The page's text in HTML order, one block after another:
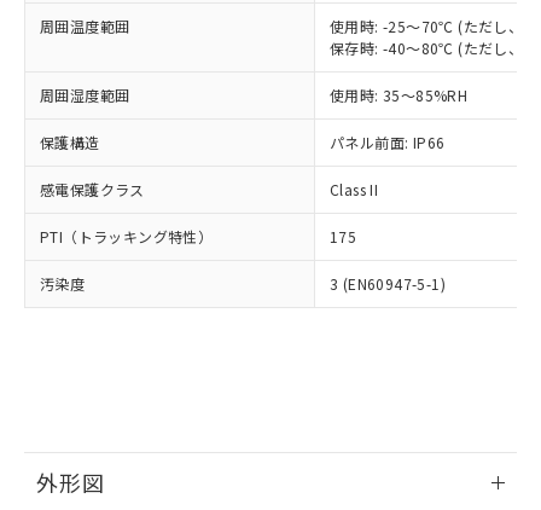
周囲温度範囲
使用時: -25～70℃ (ただし、氷
保存時: -40～80℃ (ただし、氷
周囲湿度範囲 使用時: 35～85%RH
保護構造 パネル前面: IP66
感電保護クラス Class II
PTI（トラッキング特性） 175
汚染度 3 (EN60947-5-1)
外形図
正式な納期状況および標準価格はお客
様のお取引先、またはお客様担当のオ
ムロン制御機器販売店・当社販売員に
オムロン制御機器販売店や当社販売拠
販売ネットワーク
」をご確認
ください。
在庫状況および標準価格結果を当社の
事前の承諾なく第三者に漏洩または開
示しないようお願いします。
マイパーツ機能（部品リスト作成サー
および当社の共同利用者が、当社の製
(PBDE) 1000ppm以下、フタル酸ビス(2-エチルヘキシ
ル) (DEHP)(別名：DOP) 1000ppm以下、フタル酸ブチ
ルベンジル（BBP） 1000ppm以下、フタル酸ジブチル
（DBP） 1000ppm以下、フタル酸ジイソブチル
(DIBP) 1000ppm以下
但し、RoHS指令で産業用監視および制御機器に対する
フタル酸エステル類の４物質については閾値を超える意
図的な使用がないことを確認しています。
※2 対応予定月
部品在庫の切り替え状況などにより、予定
月が前後することがあります。
とができます。
ニル類) : 1000ppm、 PBDEs(ポリ臭化ジフェニルエーテ
ル類) : 1000ppm、
DBP(フタル酸ジブチル) : 1000ppm、 DIBP(フタル酸ジ
イソブチル) : 1000ppm、 BBP(フタル酸ブチルベンジ
ル) : 1000ppm、
※2 環境保護使用期限
「ｅ」：有害物質（10物質）のすべてが基
準値以下であることを示します。
「10」：通常の使用状況下において有害物
質が外部に漏えいし、環境に深刻な影響を
当社は規制貨物を破棄する場合は、完
全に破砕するなど、違法に輸出されな
いよう必要な手段を講じます。
当社は貴社製品を、核兵器、ミサイ
ル、化学兵器、生物兵器またはその他
武器並びにこれらの製造装置等に一切
使用いたしません。
当社は、貴社製品を第三者に販売する
場合は、上記1、2および3の内容を当
該第三者に通知します。また当社は、
販売先および販売に係わる関係者が違
法に輸出するおそれがある場合は、取
○ 一定数以上の在庫あり
一定数には満たないが在庫あり
在庫なし(最新の在庫状況につ
いては、お客様のお取引先、ま
たはお客様担当のオムロン制御
機器販売店・当社販売員にご確
認ください)
受注生産機種、また在庫状況の